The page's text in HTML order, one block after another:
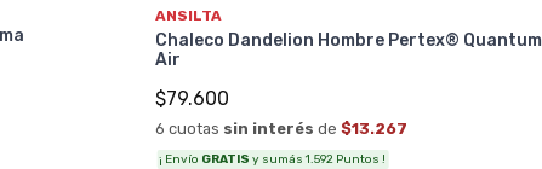
ANSILTA
Chaleco Dandelion Hombre Pertex® Quantum
Air
$79.600
6 cuotas sin interés de$13.267
¡ Envío GRATIS y sumás 1.592 Puntos !